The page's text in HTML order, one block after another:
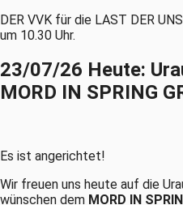
DER VVK für die LAST DER
um 10.30 Uhr.
23/07/26 Heute:
MORD IN SPRING
Es ist angerichtet!
Wir freuen uns heute auf die
wünschen dem MORD IN